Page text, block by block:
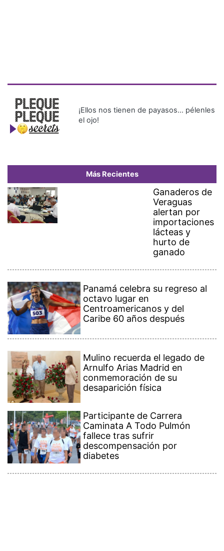
¡Ellos nos tienen de payasos… pélenles
el ojo!
Más Recientes
Ganaderos de
Veraguas
alertan por
importaciones
lácteas y
hurto de
ganado
Panamá celebra su regreso al
octavo lugar en
Centroamericanos y del
Caribe 60 años después
Mulino recuerda el legado de
Arnulfo Arias Madrid en
conmemoración de su
desaparición física
Participante de Carrera
Caminata A Todo Pulmón
fallece tras sufrir
descompensación por
diabetes